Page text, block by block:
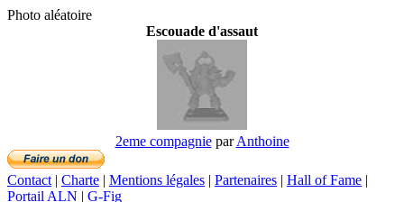
Photo aléatoire
Escouade d'assaut
2eme compagnieparAnthoine
Contact| Charte | Mentions légales | Partenaires | Hall of Fame |
Portail ALN | G-Fig